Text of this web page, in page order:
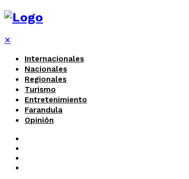
✕
Internacionales
Nacionales
Regionales
Turismo
Entretenimiento
Farandula
Opinión